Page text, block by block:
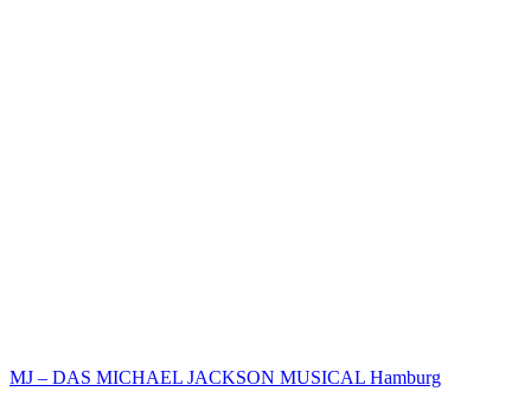
MJ – DAS MICHAEL JACKSON MUSICAL Hamburg